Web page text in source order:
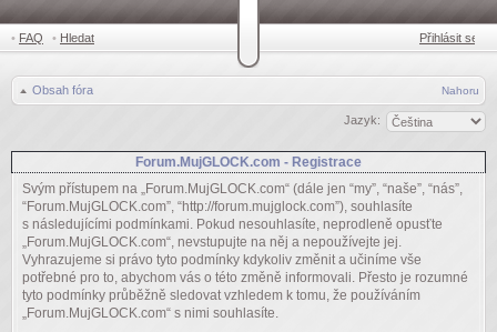
• FAQ • Hledat Přihlásit se
Obsah fóra Nahoru
Jazyk:
Forum.MujGLOCK.com - Registrace
Svým přístupem na „Forum.MujGLOCK.com“ (dále jen “my”, “naše”, “nás”,
“Forum.MujGLOCK.com”, “http://forum.mujglock.com”), souhlasíte
s následujícími podmínkami. Pokud nesouhlasíte, neprodleně opusťte
„Forum.MujGLOCK.com“, nevstupujte na něj a nepoužívejte jej.
Vyhrazujeme si právo tyto podmínky kdykoliv změnit a učiníme vše
potřebné pro to, abychom vás o této změně informovali. Přesto je rozumné
tyto podmínky průběžně sledovat vzhledem k tomu, že používáním
„Forum.MujGLOCK.com“ s nimi souhlasíte.